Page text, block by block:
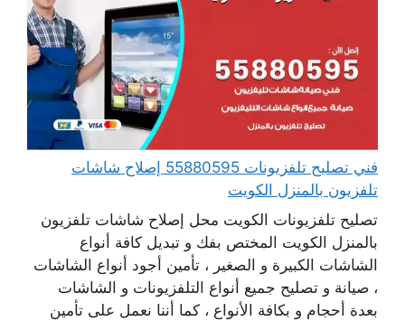
فني تصليح تلفزيونات 55880595 إصلاح شاشات
تلفزيون بالمنزل الكويت
تصليح تلفزيونات الكويت محل إصلاح شاشات تلفزيون
بالمنزل الكويت المختص بفك و تبديل كافة أنواع
الشاشات الكبيرة و الصغير ، تأمين أجود أنواع الشاشات
، صيانة و تصليح جميع أنواع التلفزيونات و الشاشات
بعدة أحجام و بكافة الأنواع ، كما أننا نعمل على تأمين